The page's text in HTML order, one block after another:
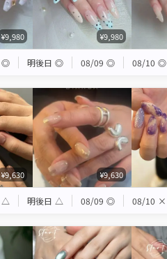
¥9,980 ¥9,980
◎ 明後日 ◎ 08/09 ◎ 08/10 ◎
¥9,630 ¥9,630
△ 明後日 △ 08/09 ◎ 08/10 ×